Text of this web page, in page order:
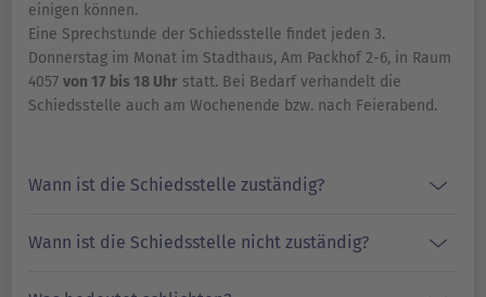
einigen können.
Eine Sprechstunde der Schiedsstelle findet jeden 3.
Donnerstag im Monat im Stadthaus, Am Packhof 2-6, in Raum
4057 von 17 bis 18 Uhr statt. Bei Bedarf verhandelt die
Schiedsstelle auch am Wochenende bzw. nach Feierabend.
Wann ist die Schiedsstelle zuständig?
Wann ist die Schiedsstelle nicht zuständig?